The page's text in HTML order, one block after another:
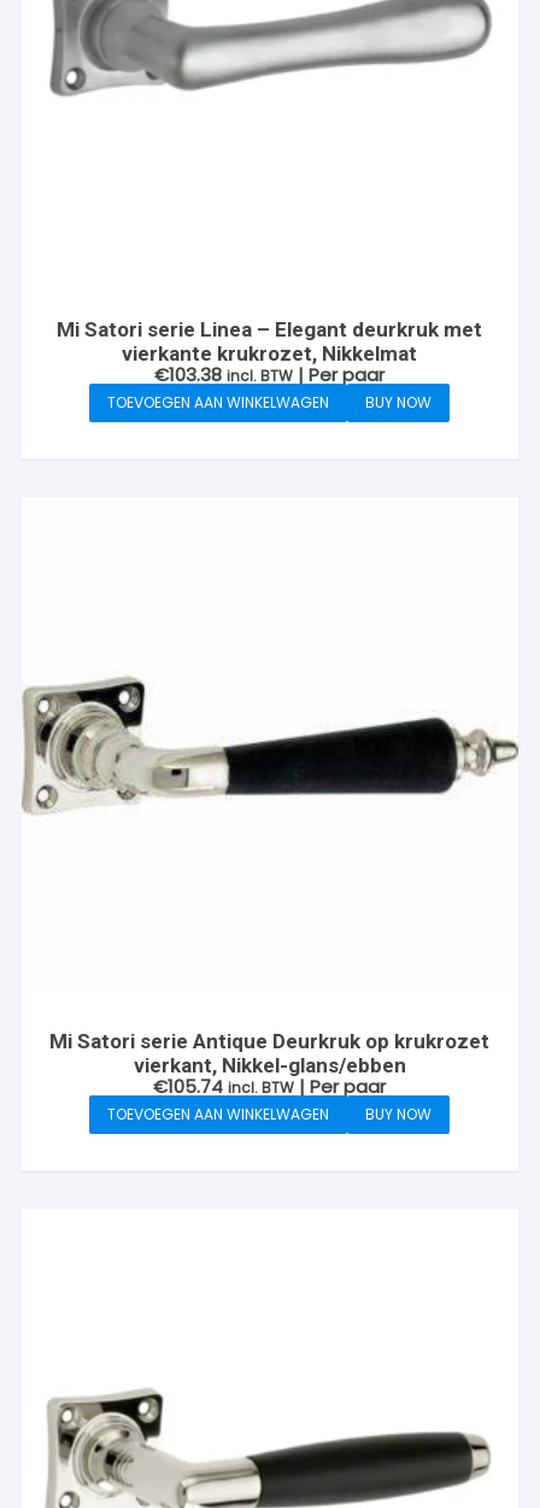
Mi Satori serie Linea – Elegant deurkruk met
vierkante krukrozet, Nikkelmat
€103.38 incl. BTW | Per paar
TOEVOEGEN AAN WINKELWAGEN BUY NOW
Mi Satori serie Antique Deurkruk op krukrozet
vierkant, Nikkel-glans/ebben
€105.74 incl. BTW | Per paar
TOEVOEGEN AAN WINKELWAGEN BUY NOW